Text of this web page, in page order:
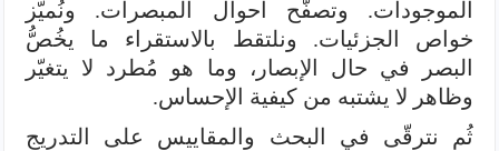
الموجودات. وتصفّح أحوال المبصرات. ونُميّز
خواص الجزئيات. ونلتقط بالاستقراء ما يخُصُّ
البصر في حال الإبصار، وما هو مُطرد لا يتغيّر
وظاهر لا يشتبه من كيفية الإحساس.
ثُم نترقّى في البحث والمقاييس على التدريج